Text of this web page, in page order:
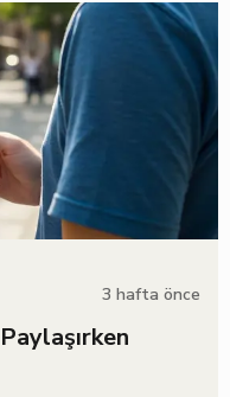
3 hafta önce